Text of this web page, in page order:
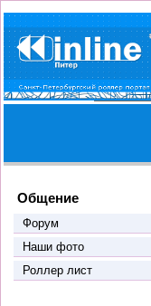
Общение
Форум
Наши фото
Роллер лист